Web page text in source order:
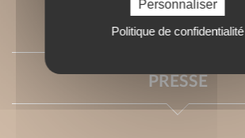
SOMMAIRE
PRESSE
Personnaliser
Politique de confidentialité